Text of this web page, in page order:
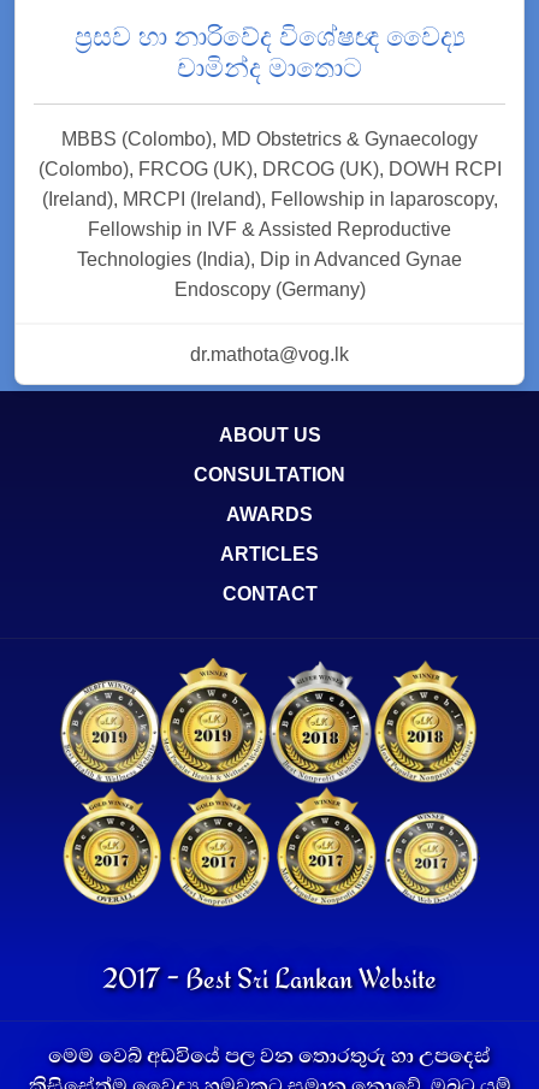
ප්‍රසව හා නාරිවේද විශේෂඥ වෛද්‍ය
චාමින්ද මාතොට
MBBS (Colombo), MD Obstetrics & Gynaecology
(Colombo), FRCOG (UK), DRCOG (UK), DOWH RCPI
(Ireland), MRCPI (Ireland), Fellowship in laparoscopy,
Fellowship in IVF & Assisted Reproductive
Technologies (India), Dip in Advanced Gynae
Endoscopy (Germany)
dr.mathota@vog.lk
ABOUT US
CONSULTATION
AWARDS
ARTICLES
CONTACT
2017 - Best Sri Lankan Website
මෙම වෙබ් අඩවියේ පල වන තොරතුරු හා උපදෙස්